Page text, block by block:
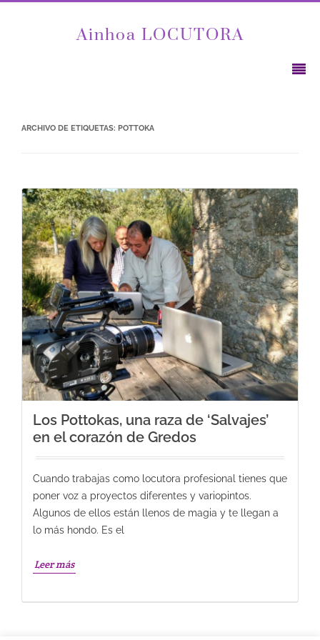
Ainhoa LOCUTORA
ARCHIVO DE ETIQUETAS: POTTOKA
Los Pottokas, una raza de ‘Salvajes’
en el corazón de Gredos
Cuando trabajas como locutora profesional tienes que
poner voz a proyectos diferentes y variopintos.
Algunos de ellos están llenos de magia y te llegan a
lo más hondo. Es el
Leer más